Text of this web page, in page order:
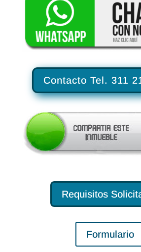
Contacto Tel. 311
Requisitos
Formulario